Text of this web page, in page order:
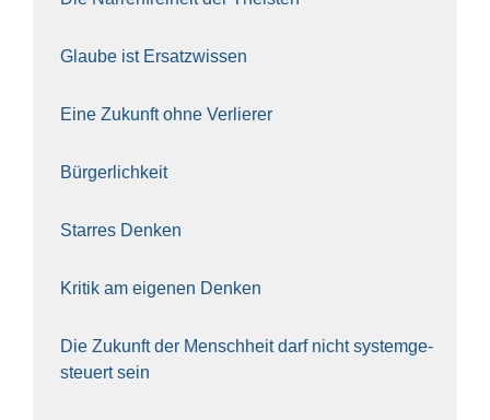
Glau­be ist Ersatz­wis­sen
Eine Zukunft ohne Ver­lie­rer
Bür­ger­lich­keit
Star­res Den­ken
Kri­tik am eige­nen Den­ken
Die Zukunft der Mensch­heit darf nicht sys­tem­ge­
steu­ert sein